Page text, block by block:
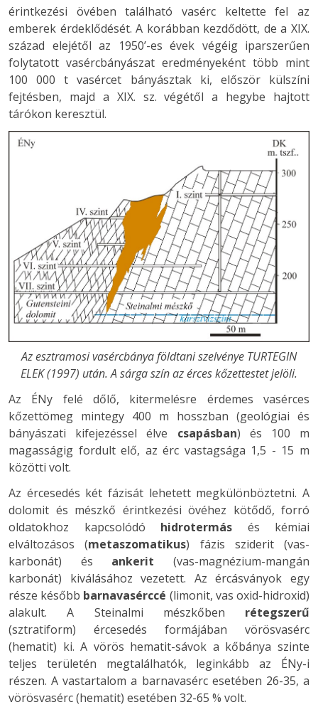
érintkezési övében található vasérc keltette fel az
emberek érdeklődését. A korábban kezdődött, de a XIX.
század elejétől az 1950’-es évek végéig iparszerűen
folytatott vasércbányászat eredményeként több mint
100 000 t vasércet bányásztak ki, először külszíni
fejtésben, majd a XIX. sz. végétől a hegybe hajtott
tárókon keresztül.
Az esztramosi vasércbánya földtani szelvénye TURTEGIN
ELEK (1997) után. A sárga szín az érces kőzettestet jelöli.
Az ÉNy felé dőlő, kitermelésre érdemes vasérces
kőzettömeg mintegy 400 m hosszban (geológiai és
bányászati kifejezéssel élve csapásban) és 100 m
magasságig fordult elő, az érc vastagsága 1,5 - 15 m
közötti volt.
Az ércesedés két fázisát lehetett megkülönböztetni. A
dolomit és mészkő érintkezési övéhez kötődő, forró
oldatokhoz kapcsolódó hidrotermás és kémiai
elváltozásos (metaszomatikus) fázis sziderit (vas-
karbonát) és ankerit (vas-magnézium-mangán
karbonát) kiválásához vezetett. Az ércásványok egy
része később barnavasérccé (limonit, vas oxid-hidroxid)
alakult. A Steinalmi mészkőben rétegszerű
(sztratiform) ércesedés formájában vörösvasérc
(hematit) ki. A vörös hematit-sávok a kőbánya szinte
teljes területén megtalálhatók, leginkább az ÉNy-i
részen. A vastartalom a barnavasérc esetében 26-35, a
vörösvasérc (hematit) esetében 32-65 % volt.